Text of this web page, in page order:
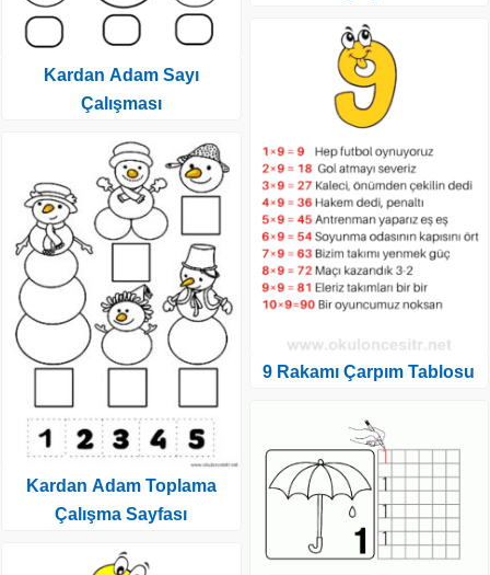
Kardan Adam Sayı
Çalışması
Kardan Adam Toplama
Çalışma Sayfası
9 Rakamı Çarpım Tablosu